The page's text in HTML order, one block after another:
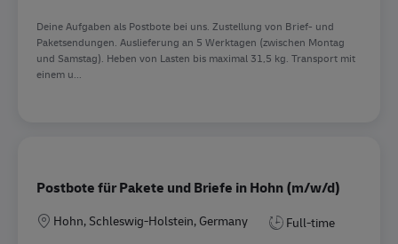
Deine Aufgaben als Postbote bei uns. Zustellung von Brief- und
Paketsendungen. Auslieferung an 5 Werktagen (zwischen Montag
und Samstag). Heben von Lasten bis maximal 31,5 kg. Transport mit
einem u...
Postbote für Pakete und Briefe in Hohn (m/w/d)
Location
Hohn, Schleswig-Holstein, Germany Full-time